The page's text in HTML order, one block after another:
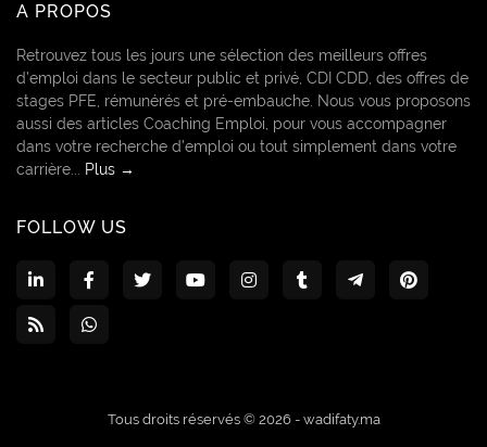
A PROPOS
Retrouvez tous les jours une sélection des meilleurs offres
d’emploi dans le secteur public et privé, CDI CDD, des offres de
stages PFE, rémunérés et pré-embauche. Nous vous proposons
aussi des articles Coaching Emploi, pour vous accompagner
dans votre recherche d’emploi ou tout simplement dans votre
carrière...
Plus →
FOLLOW US
Tous droits réservés © 2026 - wadifaty.ma